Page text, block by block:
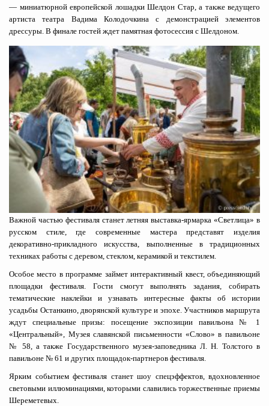
— миниатюрной европейской лошадки Шелдон Стар, а также ведущего
артиста театра Вадима Колодочкина с демонстрацией элементов
дрессуры. В финале гостей ждет памятная фотосессия с Шелдоном.
Важной частью фестиваля станет летняя выставка-ярмарка «Светлица» в
русском стиле, где современные мастера представят изделия
декоративно-прикладного искусства, выполненные в традиционных
техниках работы с деревом, стеклом, керамикой и текстилем.
Особое место в программе займет интерактивный квест, объединяющий
площадки фестиваля. Гости смогут выполнять задания, собирать
тематические наклейки и узнавать интересные факты об истории
усадьбы Останкино, дворянской культуре и эпохе. Участников маршрута
ждут специальные призы: посещение экспозиции павильона № 1
«Центральный», Музея славянской письменности «Слово» в павильоне
№ 58, а также Государственного музея-заповедника Л. Н. Толстого в
павильоне № 61 и других площадок-партнеров фестиваля.
Ярким событием фестиваля станет шоу спецэффектов, вдохновленное
световыми иллюминациями, которыми славились торжественные приемы
Шереметевых.